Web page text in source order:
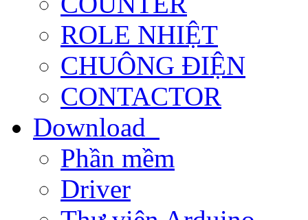
ROLE NHIỆT
CHUÔNG ĐIỆN
CONTACTOR
Download
Phần mềm
Driver